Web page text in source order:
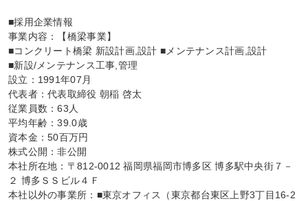
■採用企業情報
事業内容：【橋梁事業】
■コンクリート橋梁 新設計画,設計 ■メンテナンス計画,設計
■新設/メンテナンス工事,管理
設立：1991年07月
代表者：代表取締役 朝稲 啓太
従業員数：63人
平均年齢：39.0歳
資本金：50百万円
株式公開：非公開
本社所在地：〒812-0012 福岡県福岡市博多区 博多駅中央街７－
２ 博多ＳＳビル４Ｆ
本社以外の事業所：■東京オフィス（東京都台東区上野3丁目16-2